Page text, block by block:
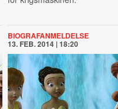
BIOGRAFANMELDELSE
13. FEB. 2014 | 18:20